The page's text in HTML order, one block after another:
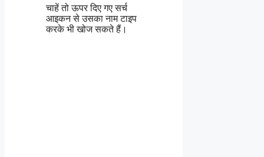
चाहें तो ऊपर दिए गए सर्च
आइकन से उसका नाम टाइप
करके भी खोज सकते हैं।